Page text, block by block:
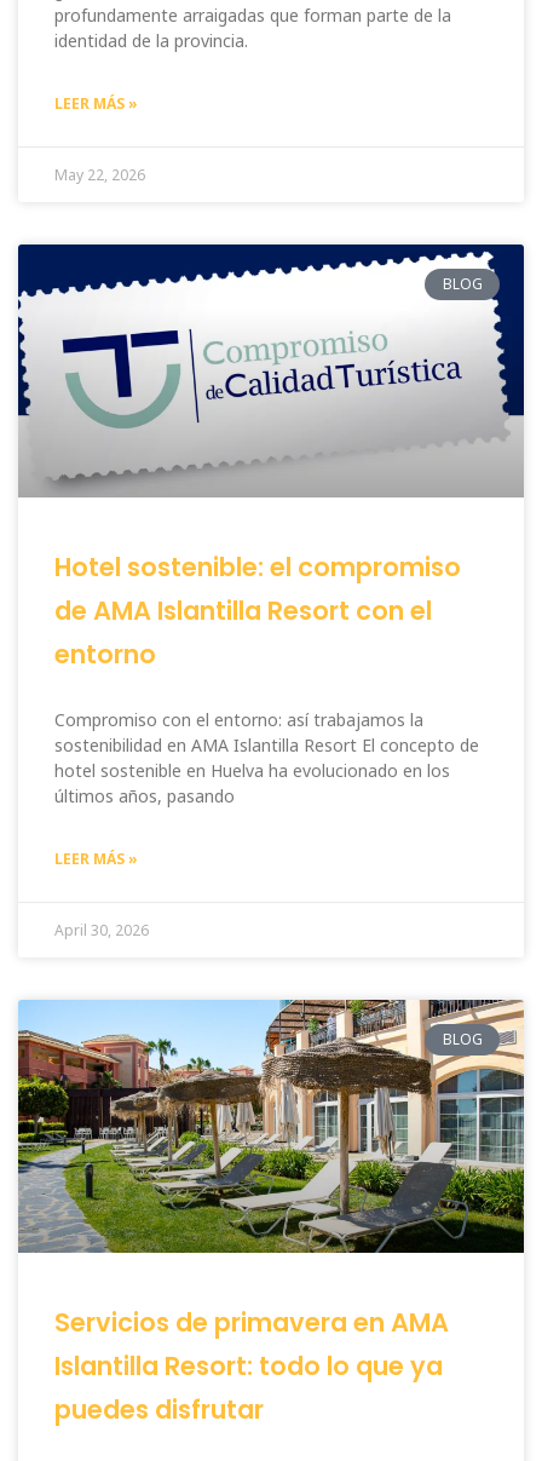
profundamente arraigadas que forman parte de la
identidad de la provincia.
LEER MÁS »
May 22, 2026
BLOG
Hotel sostenible: el compromiso
de AMA Islantilla Resort con el
entorno
Compromiso con el entorno: así trabajamos la
sostenibilidad en AMA Islantilla Resort El concepto de
hotel sostenible en Huelva ha evolucionado en los
últimos años, pasando
LEER MÁS »
April 30, 2026
BLOG
Servicios de primavera en AMA
Islantilla Resort: todo lo que ya
puedes disfrutar